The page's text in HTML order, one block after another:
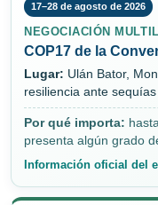
17–28 de agosto de 2026
NEGOCIACIÓN
COP17 de la
Lugar: Ulán Bator,
resiliencia ante
Por qué importa:
presenta algún grado
Información oficial del